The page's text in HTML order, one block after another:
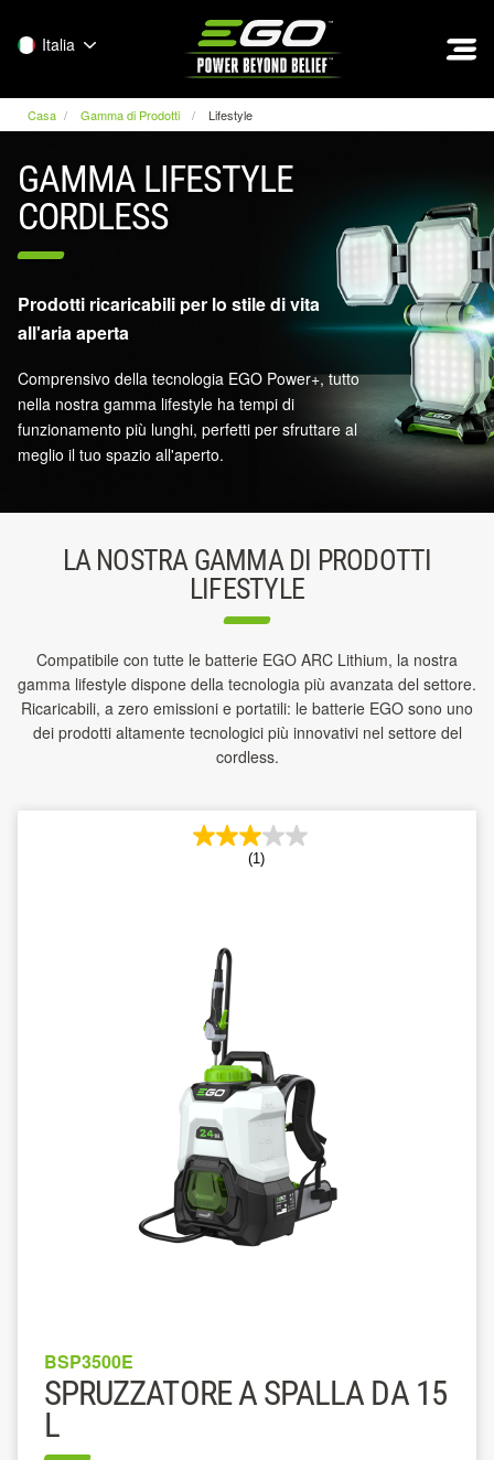
Italia
Casa Gamma di Prodotti Lifestyle
GAMMA LIFESTYLE
CORDLESS
Prodotti ricaricabili per lo stile di vita
all'aria aperta
Comprensivo della tecnologia EGO Power+, tutto
nella nostra gamma lifestyle ha tempi di
funzionamento più lunghi, perfetti per sfruttare al
meglio il tuo spazio all'aperto.
LA NOSTRA GAMMA DI PRODOTTI
LIFESTYLE
Compatibile con tutte le batterie EGO ARC Lithium, la nostra
gamma lifestyle dispone della tecnologia più avanzata del settore.
Ricaricabili, a zero emissioni e portatili: le batterie EGO sono uno
dei prodotti altamente tecnologici più innovativi nel settore del
cordless.
(1)
BSP3500E
SPRUZZATORE A SPALLA DA 15
L